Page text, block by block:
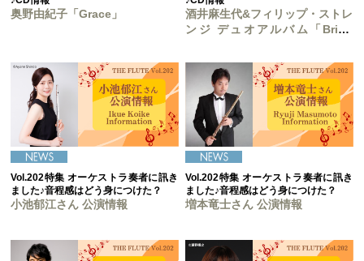
奥野由紀子「Grace」
酒井麻生代&フィリップ・ストレ
ンジ デュオアルバム「Bring
Vol.202特集 オーケストラ奏者に訊き
ました♪音程感はどう身につけた？
小池郁江さん 公演情報
Vol.202特集 オーケストラ奏者に訊き
ました♪音程感はどう身につけた？
増本竜士さん 公演情報